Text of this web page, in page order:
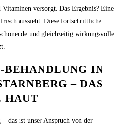
versorgt. Das Ergebnis? Eine
aussieht. Diese fortschrittliche
und gleichzeitig wirkungsvolle
IN
– DAS
HAUT
das ist unser Anspruch von der